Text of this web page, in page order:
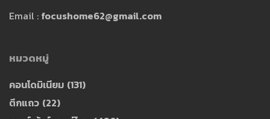
Email : focushome62@gmail.com
หมวดหมู่
คอนโดมิเนียม (131)
ตึกแถว (22)